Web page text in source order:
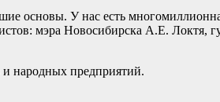
основы. У нас есть
мэра Новосибирска А.Е. Локтя,
народных предприятий.